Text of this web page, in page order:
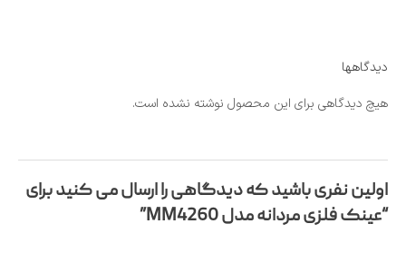
دیدگاهها
هیچ دیدگاهی برای این محصول نوشته نشده است.
اولین نفری باشید که دیدگاهی را ارسال می کنید برای
“عینک فلزی مردانه مدل MM4260”